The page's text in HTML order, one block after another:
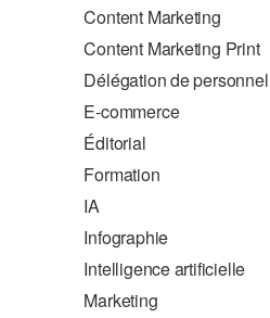
Content Marketing
Content Marketing Print
Délégation de personnel
E-commerce
Éditorial
Formation
IA
Infographie
Intelligence artificielle
Marketing